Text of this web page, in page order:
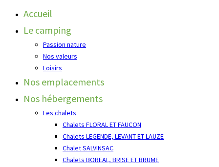
Accueil
Le camping
Passion nature
Nos valeurs
Loisirs
Nos emplacements
Nos hébergements
Les chalets
Chalets FLORAL ET FAUCON
Chalets LEGENDE, LEVANT ET LAUZE
Chalet SALVINSAC
Chalets BOREAL, BRISE ET BRUME